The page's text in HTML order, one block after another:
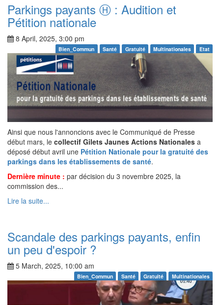
Parkings payants Ⓗ : Audition et
Pétition nationale
8 April, 2025, 3:00 pm
Bien_Commun Santé Gratuité Multinationales Etat
Ainsi que nous l'annoncions avec le Communiqué de Presse
début mars, le collectif Gilets Jaunes Actions Nationales a
déposé début avril une Pétition Nationale pour la gratuité des
parkings dans les établissements de santé.
Dernière minute : par décision du 3 novembre 2025, la
commission des...
Lire la suite...
Scandale des parkings payants, enfin
un peu d'espoir ?
5 March, 2025, 10:00 am
Bien_Commun Santé Gratuité Multinationales